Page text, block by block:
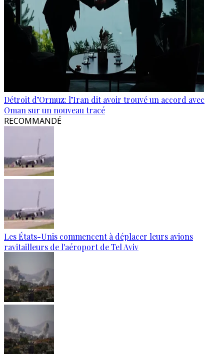
Détroit d’Ormuz: l’Iran dit avoir trouvé un accord avec
Oman sur un nouveau tracé
RECOMMANDÉ
Les États-Unis commencent à déplacer leurs avions
ravitailleurs de l'aéroport de Tel Aviv